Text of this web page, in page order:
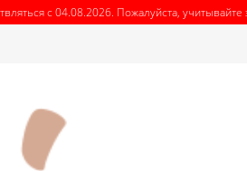
с 04.08.2026. Пожалуйста,